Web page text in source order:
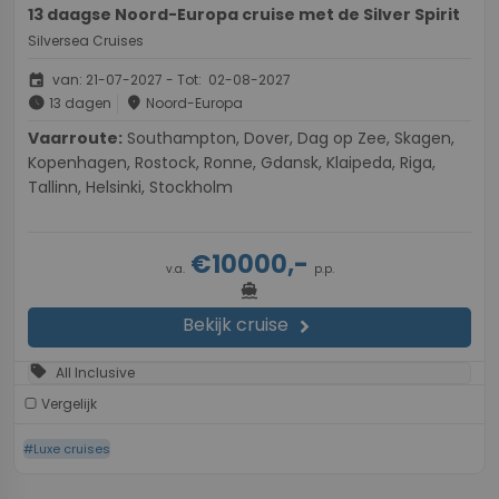
13 daagse Noord-Europa cruise met de Silver Spirit
Silversea Cruises
event van: 21-07-2027 - Tot: 02-08-2027
schedule 13 dagen place Noord-Europa
Vaarroute:
Kopenhagen, Rostock, Ronne, Gdansk, Klaipeda, Riga,
Tallinn, Helsinki, Stockholm
v.a.€10000,- p.p.
directions_boat
Bekijk cruise chevron_right
sell All Inclusive
Vergelijk
#Luxe cruises